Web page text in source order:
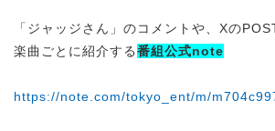
「ジャッジさん」のコメントや、Xの
楽曲ごとに紹介する番組公式note
https://note.com/tokyo_ent/m/